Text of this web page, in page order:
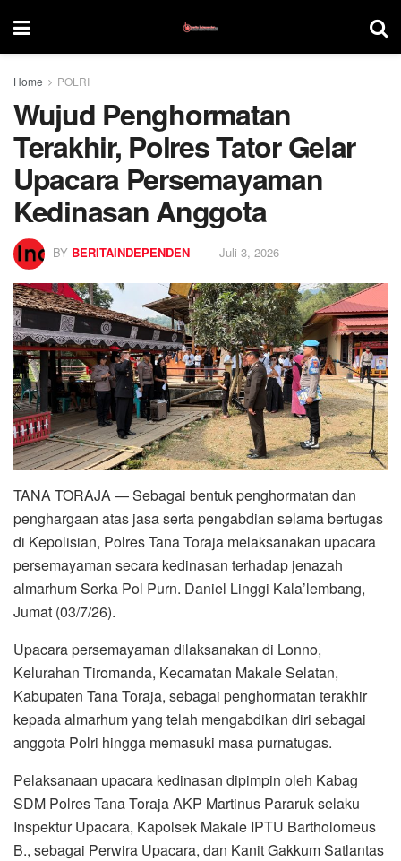
Home POLRI
Wujud Penghormatan
Terakhir, Polres Tator Gelar
Upacara Persemayaman
Kedinasan Anggota
BY BERITAINDEPENDEN Juli 3, 2026
TANA TORAJA — Sebagai bentuk penghormatan dan
penghargaan atas jasa serta pengabdian selama bertugas
di Kepolisian, Polres Tana Toraja melaksanakan upacara
persemayaman secara kedinasan terhadap jenazah
almarhum Serka Pol Purn. Daniel Linggi Kala’lembang,
Jumat (03/7/26).
Upacara persemayaman dilaksanakan di Lonno,
Kelurahan Tiromanda, Kecamatan Makale Selatan,
Kabupaten Tana Toraja, sebagai penghormatan terakhir
kepada almarhum yang telah mengabdikan diri sebagai
anggota Polri hingga memasuki masa purnatugas.
Pelaksanaan upacara kedinasan dipimpin oleh Kabag
SDM Polres Tana Toraja AKP Martinus Pararuk selaku
Inspektur Upacara, Kapolsek Makale IPTU Bartholomeus
B., sebagai Perwira Upacara, dan Kanit Gakkum Satlantas